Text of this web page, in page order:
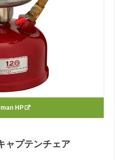
HP
ャプテンチェア